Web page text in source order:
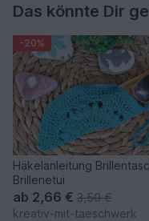
Das könnte Dir
-20%
Häkelanleitung
Brillenetui
ab 2,66 € 3,50 €
kreativ-mit-taeschwerk